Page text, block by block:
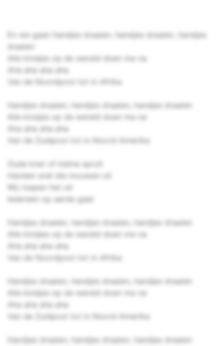
En we gaan handjes draaien, handjes draaien, handjes
draaien
Alle kindjes op de wereld doen me na
Aha aha aha aha
Van de Noordpool tot in Afrika
Handjes draaien, handjes draaien, handjes draaien
Alle kindjes op de wereld doen me na
Aha aha aha aha
Van de Zuidpool tot in Noord-Amerika
Oude knar of kleine spruit
Handen snel die mouwen uit
Wij roepen het uit
Iedereen op aarde gaat
Handjes draaien, handjes draaien, handjes draaien
Alle kindjes op de wereld doen me na
Aha aha aha aha
Van de Noordpool tot in Afrika
Handjes draaien, handjes draaien, handjes draaien
Alle kindjes op de wereld doen me na
Aha aha aha aha
Van de Zuidpool tot in Noord-Amerika
Handjes draaien, handjes draaien, handjes draaien